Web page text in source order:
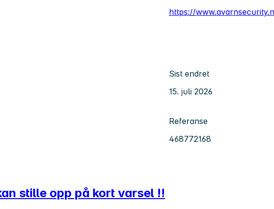
https://
Sist endret
15. juli 2026
Referanse
468772168
stille opp på kort varsel ‼️